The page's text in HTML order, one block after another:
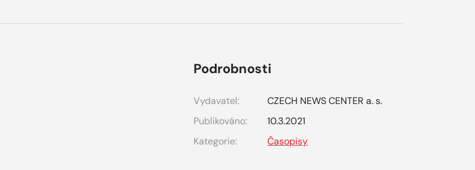
Podrobnosti
Vydavatel:
CZECH NEWS CENTER a. s.
Publikováno:
10.3.2021
Kategorie:
Časopisy